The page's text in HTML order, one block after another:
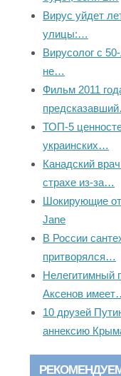
Вирус уйдет
улицы:…
Вирусолог с
не…
Фильм 2011
ТОП-5
украинских…
Канадский
страхе из-за…
Шокирующие
Jane
В России
притворялся…
Нелегитимный
Аксенов
10 друзей
аннексию